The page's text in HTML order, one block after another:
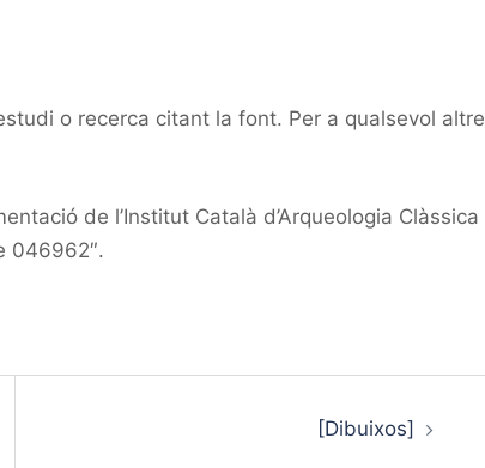
o recerca citant la font. Per a qualsevol altre
de l’Institut Català d’Arqueologia Clàssica
046962″.
[Dibuixos]